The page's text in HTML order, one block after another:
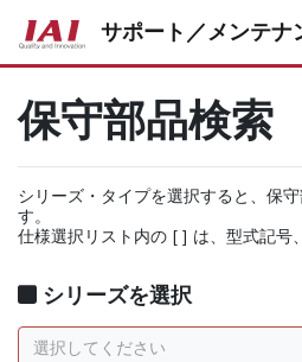
サポート／メンテナ
保守部品検索
シリーズ・タイプを選択すると、保
す。
仕様選択リスト内の [ ] は、型式記号
シリーズを選択
選択してください